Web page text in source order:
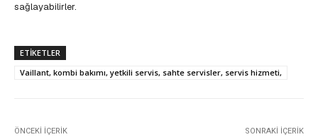
sağlayabilirler.
ETIKETLER
Vaillant, kombi bakımı, yetkili servis, sahte servisler, servis hizmeti,
ÖNCEKI İÇERIK SONRAKI İÇERIK